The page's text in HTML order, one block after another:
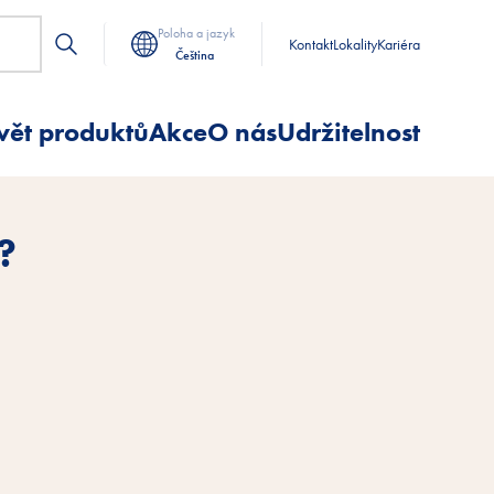
Poloha a jazyk
Čeština
KontaktLokalityKariéra
produktůAkceO násUdržitelnost